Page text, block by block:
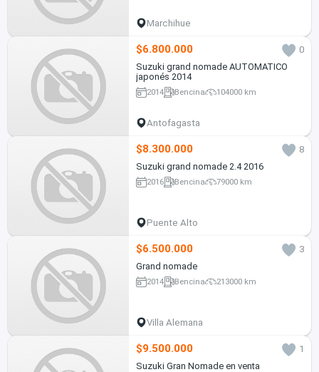
Marchihue
$6.800.000
0
Suzuki grand nomade AUTOMATICO
japonés 2014
2014 Bencina 104000 km
Antofagasta
$8.300.000
8
Suzuki grand nomade 2.4 2016
2016 Bencina 79000 km
Puente Alto
$6.500.000
3
Grand nomade
2014 Bencina 213000 km
Villa Alemana
$9.500.000
1
Suzuki Gran Nomade en venta